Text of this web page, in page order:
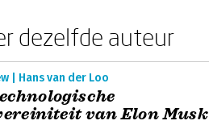
dezelfde auteur
| Hans van der Loo
van Elon Musk